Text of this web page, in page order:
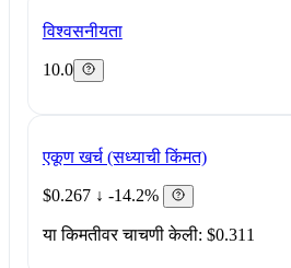
विश्वसनीयता
10.0
एकूण खर्च (सध्याची किंमत)
$0.267 ↓ -14.2%
या किमतीवर चाचणी केली: $0.311